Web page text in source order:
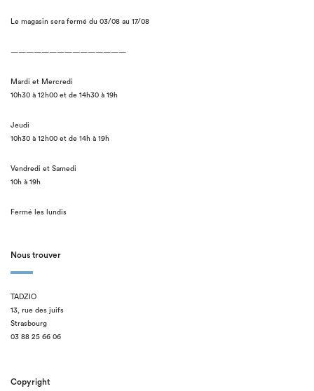
Le magasin sera fermé du 03/08 au 17/08
———————————————
Mardi et Mercredi
10h30 à 12h00 et de 14h30 à 19h
Jeudi
10h30 à 12h00 et de 14h à 19h
Vendredi et Samedi
10h à 19h
Fermé les lundis
Nous trouver
TADZIO
13, rue des juifs
Strasbourg
03 88 25 66 06
Copyright